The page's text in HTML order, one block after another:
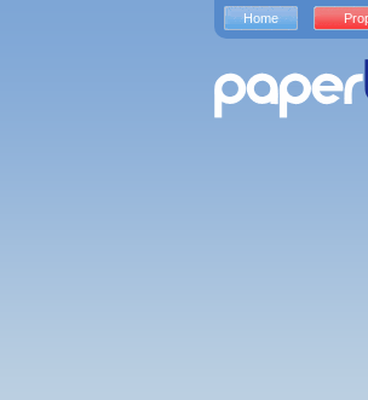
Home